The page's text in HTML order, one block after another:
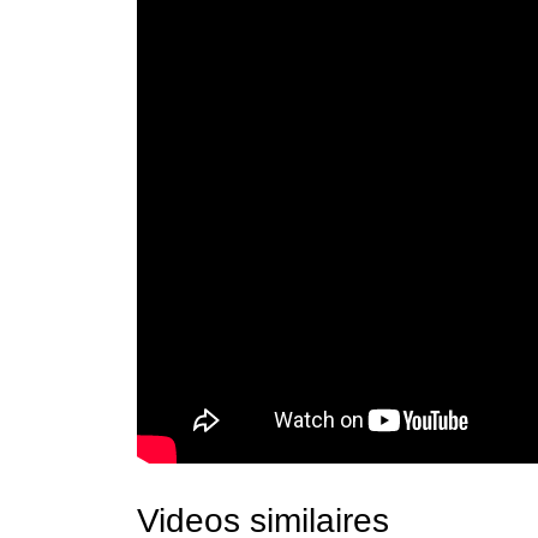
Videos similaires